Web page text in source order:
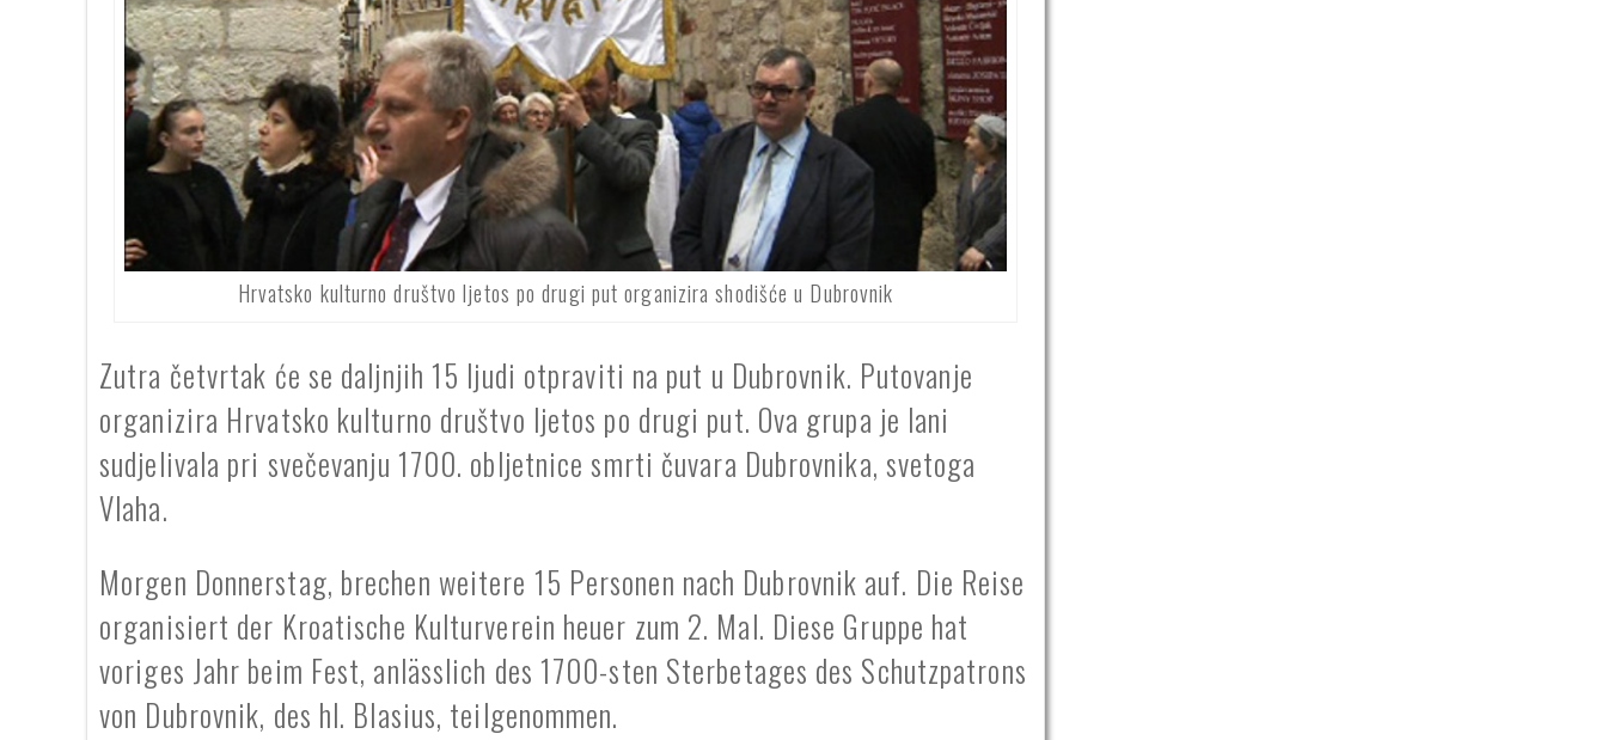
Hrvatsko kulturno društvo ljetos po drugi put organizira shodišće u Dubrovnik
Zutra četvrtak će se daljnjih 15 ljudi otpraviti na put u Dubrovnik. Putovanje
organizira Hrvatsko kulturno društvo ljetos po drugi put. Ova grupa je lani
sudjelivala pri svečevanju 1700. obljetnice smrti čuvara Dubrovnika, svetoga
Vlaha.
Morgen Donnerstag, brechen weitere 15 Personen nach Dubrovnik auf. Die Reise
organisiert der Kroatische Kulturverein heuer zum 2. Mal. Diese Gruppe hat
voriges Jahr beim Fest, anlässlich des 1700-sten Sterbetages des Schutzpatrons
von Dubrovnik, des hl. Blasius, teilgenommen.